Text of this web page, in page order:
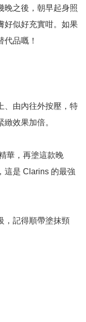
晚之後，朝早起身照
好似好充實咁。如果
品嘅！
、由內往外按壓，特
效果加倍。
華，再塗這款晚
這是 Clarins 的最強
，記得順帶塗抹頸